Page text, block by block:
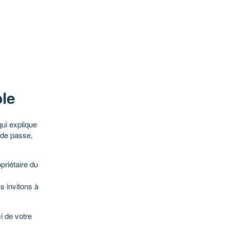
explique
passe,
du
invitons à
de votre